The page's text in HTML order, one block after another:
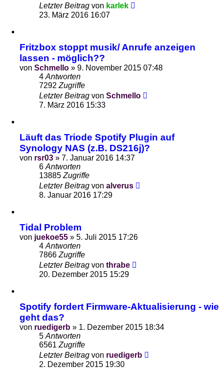
Letzter Beitrag von karlek
23. März 2016 16:07
Fritzbox stoppt musik/ Anrufe anzeigen
lassen - möglich??
von Schmello » 9. November 2015 07:48
4 Antworten
7292 Zugriffe
Letzter Beitrag von Schmello
7. März 2016 15:33
Läuft das Triode Spotify Plugin auf
Synology NAS (z.B. DS216j)?
von rsr03 » 7. Januar 2016 14:37
6 Antworten
13885 Zugriffe
Letzter Beitrag von alverus
8. Januar 2016 17:29
Tidal Problem
von juekoe55 » 5. Juli 2015 17:26
4 Antworten
7866 Zugriffe
Letzter Beitrag von thrabe
20. Dezember 2015 15:29
Spotify fordert Firmware-Aktualisierung - wie
geht das?
von ruedigerb » 1. Dezember 2015 18:34
5 Antworten
6561 Zugriffe
Letzter Beitrag von ruedigerb
2. Dezember 2015 19:30